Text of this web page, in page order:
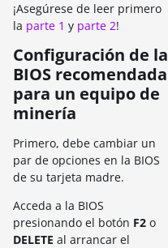
¡Asegúrese de leer primero
la parte 1 y parte 2!
Configuración de la
BIOS recomendada
para un equipo de
minería
Primero, debe cambiar un
par de opciones en la BIOS
de su tarjeta madre.
Acceda a la BIOS
presionando el botón F2 o
DELETE al arrancar el